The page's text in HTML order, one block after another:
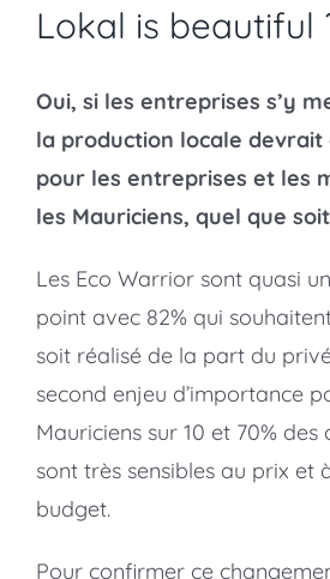
Lokal is beautiful
Oui, si les entreprises s’y
la production locale
pour les entreprises et les
les Mauriciens, quel que
Les Eco Warrior sont quasi
point avec 82% qui
soit réalisé de la part du
second enjeu d’importance
Mauriciens sur 10 et 70% des
sont très sensibles au prix et
budget.
Pour confirmer ce